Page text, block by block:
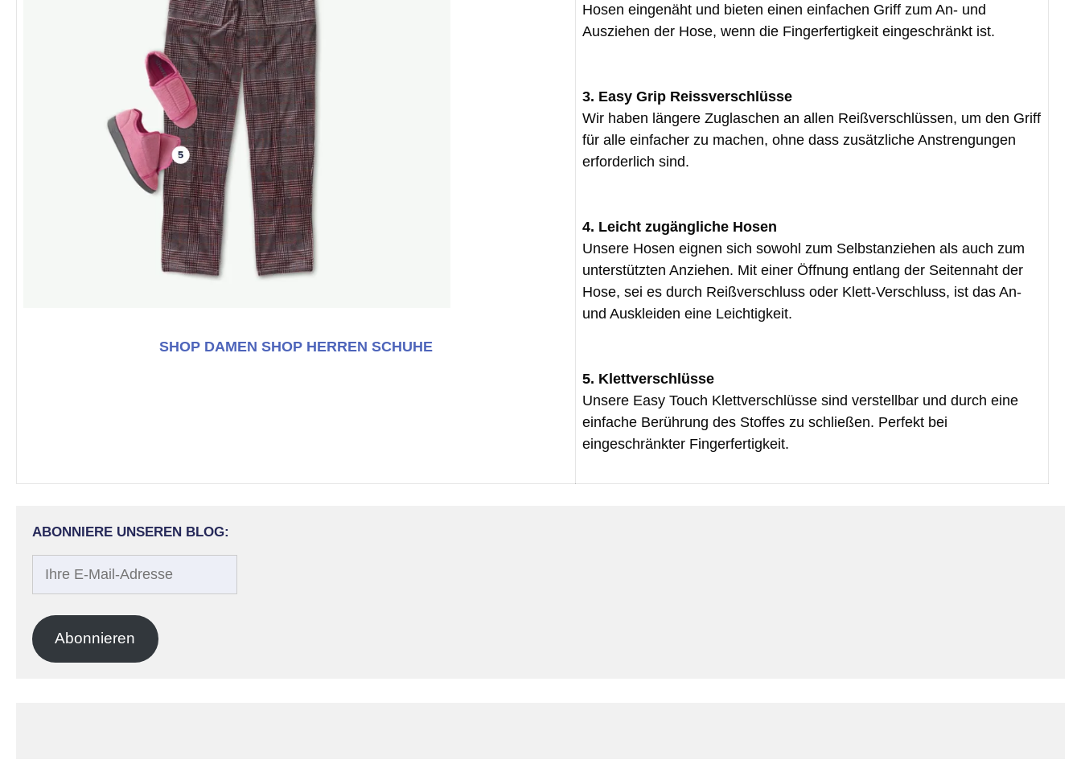
SHOP DAMEN SHOP HERREN SCHUHE
Hosen eingenäht und bieten einen einfachen Griff zum An- und
Ausziehen der Hose, wenn die Fingerfertigkeit eingeschränkt ist.
3. Easy Grip Reissverschlüsse
Wir haben längere Zuglaschen an allen Reißverschlüssen, um den Griff
für alle einfacher zu machen, ohne dass zusätzliche Anstrengungen
erforderlich sind.
4. Leicht zugängliche Hosen
Unsere Hosen eignen sich sowohl zum Selbstanziehen als auch zum
unterstützten Anziehen. Mit einer Öffnung entlang der Seitennaht der
Hose, sei es durch Reißverschluss oder Klett-Verschluss, ist das An-
und Auskleiden eine Leichtigkeit.
5. Klettverschlüsse
Unsere Easy Touch Klettverschlüsse sind verstellbar und durch eine
einfache Berührung des Stoffes zu schließen. Perfekt bei
eingeschränkter Fingerfertigkeit.
ABONNIERE UNSEREN BLOG:
Adresse
Abonnieren